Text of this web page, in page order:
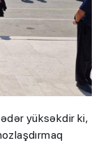
yüksəkdir ki,